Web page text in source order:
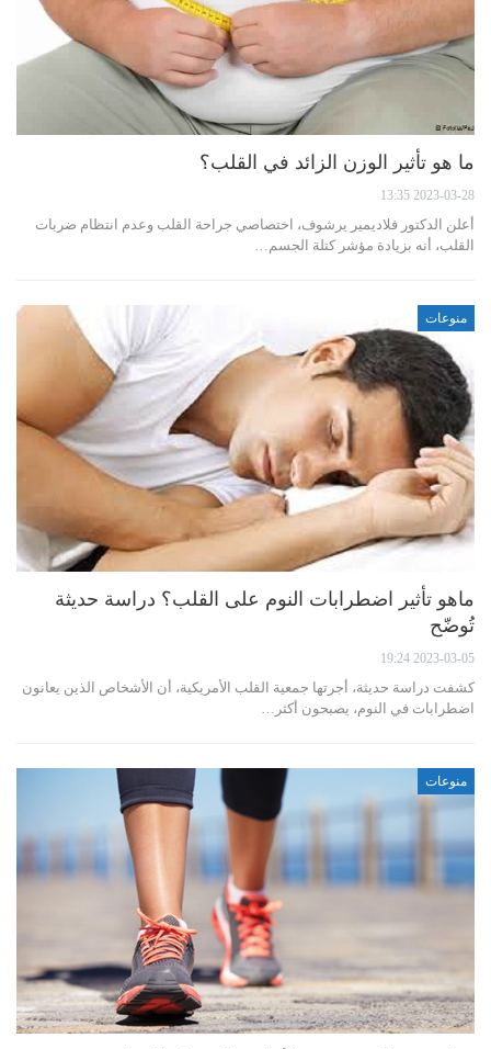
ما هو تأثير الوزن الزائد في القلب؟
2023-03-28 13:35
أعلن الدكتور فلاديمير يرشوف، اختصاصي جراحة القلب وعدم انتظام ضربات
القلب، أنه بزيادة مؤشر كتلة الجسم…
منوعات
ماهو تأثير اضطرابات النوم على القلب؟ دراسة حديثة
تُوضّح
2023-03-05 19:24
كشفت دراسة حديثة، أجرتها جمعية القلب الأمريكية، أن الأشخاص الذين يعانون
اضطرابات في النوم، يصبحون أكثر…
منوعات